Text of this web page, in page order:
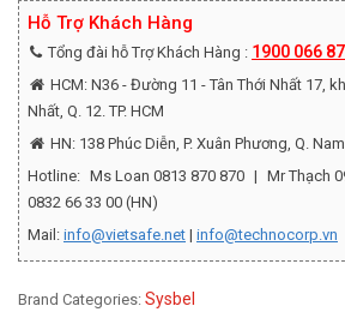
Hỗ Trợ Khách Hàng
Tổng đài hỗ Trợ Khách Hàng : 1900 066
HCM: N36 - Đường 11 - Tân Thới Nhất 17,
Nhất, Q. 12. TP. HCM
HN: 138 Phúc Diễn, P. Xuân Phương, Q.
Hotline: Ms Loan 0813 870 870 | Mr Thạch
0832 66 33 00 (HN)
Mail: info@vietsafe.net | info@technocorp.vn
Brand Categories: Sysbel